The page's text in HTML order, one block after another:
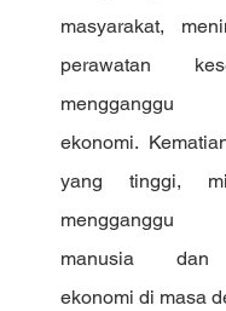
masyarakat,
perawatan
mengganggu
ekonomi.
yang tinggi,
mengganggu
manusia dan
ekonomi di masa